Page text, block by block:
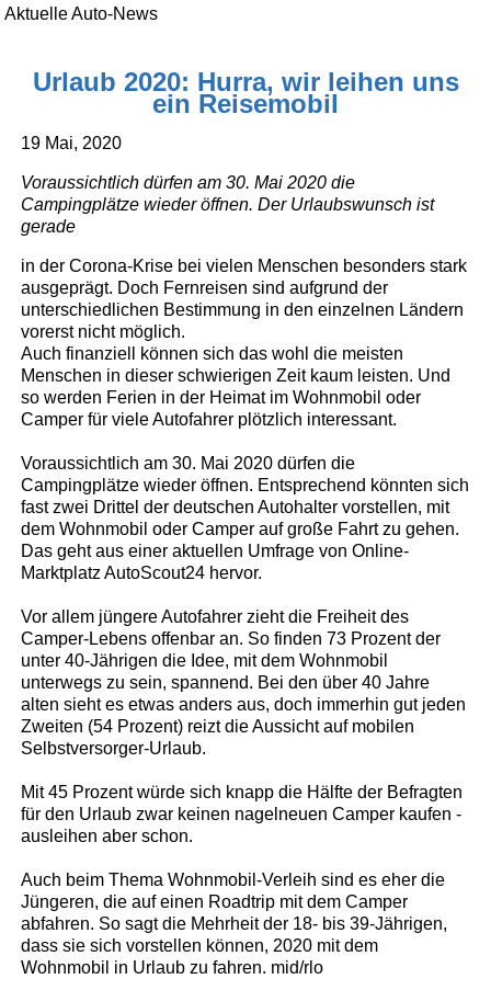
Aktuelle Auto-News
Urlaub 2020: Hurra, wir leihen uns
ein Reisemobil
19 Mai, 2020
Voraussichtlich dürfen am 30. Mai 2020 die
Campingplätze wieder öffnen. Der Urlaubswunsch ist
gerade
in der Corona-Krise bei vielen Menschen besonders stark
ausgeprägt. Doch Fernreisen sind aufgrund der
unterschiedlichen Bestimmung in den einzelnen Ländern
vorerst nicht möglich.
Auch finanziell können sich das wohl die meisten
Menschen in dieser schwierigen Zeit kaum leisten. Und
so werden Ferien in der Heimat im Wohnmobil oder
Camper für viele Autofahrer plötzlich interessant.
Voraussichtlich am 30. Mai 2020 dürfen die
Campingplätze wieder öffnen. Entsprechend könnten sich
fast zwei Drittel der deutschen Autohalter vorstellen, mit
dem Wohnmobil oder Camper auf große Fahrt zu gehen.
Das geht aus einer aktuellen Umfrage von Online-
Marktplatz AutoScout24 hervor.
Vor allem jüngere Autofahrer zieht die Freiheit des
Camper-Lebens offenbar an. So finden 73 Prozent der
unter 40-Jährigen die Idee, mit dem Wohnmobil
unterwegs zu sein, spannend. Bei den über 40 Jahre
alten sieht es etwas anders aus, doch immerhin gut jeden
Zweiten (54 Prozent) reizt die Aussicht auf mobilen
Selbstversorger-Urlaub.
Mit 45 Prozent würde sich knapp die Hälfte der Befragten
für den Urlaub zwar keinen nagelneuen Camper kaufen -
ausleihen aber schon.
Auch beim Thema Wohnmobil-Verleih sind es eher die
Jüngeren, die auf einen Roadtrip mit dem Camper
abfahren. So sagt die Mehrheit der 18- bis 39-Jährigen,
dass sie sich vorstellen können, 2020 mit dem
Wohnmobil in Urlaub zu fahren. mid/rlo